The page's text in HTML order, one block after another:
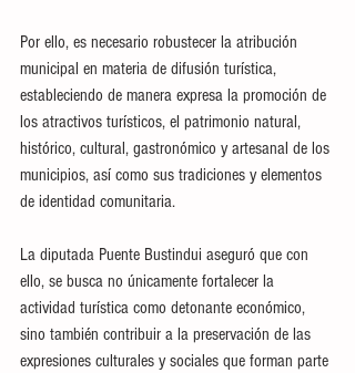
Por ello, es necesario robustecer la atribución
municipal en materia de difusión turística,
estableciendo de manera expresa la promoción de
los atractivos turísticos, el patrimonio natural,
histórico, cultural, gastronómico y artesanal de los
municipios, así como sus tradiciones y elementos
de identidad comunitaria.
La diputada Puente Bustindui aseguró que con
ello, se busca no únicamente fortalecer la
actividad turística como detonante económico,
sino también contribuir a la preservación de las
expresiones culturales y sociales que forman parte